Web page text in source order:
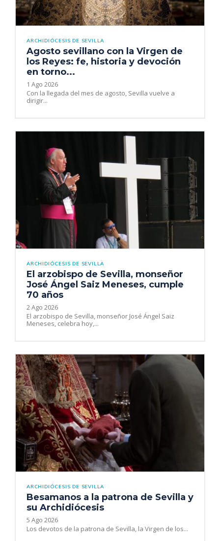
ARCHIDIÓCESIS DE SEVILLA
Agosto sevillano con la Virgen de
los Reyes: fe, historia y devoción
en torno...
1 Ago 2026
Con la llegada del mes de agosto, Sevilla vuelve a
dirigir...
ARCHIDIÓCESIS DE SEVILLA
El arzobispo de Sevilla, monseñor
José Ángel Saiz Meneses, cumple
70 años
2 Ago 2026
El arzobispo de Sevilla, monseñor José Ángel Saiz
Meneses, celebra hoy,...
ARCHIDIÓCESIS DE SEVILLA
Besamanos a la patrona de Sevilla y
su Archidiócesis
5 Ago 2026
Los devotos de la patrona de Sevilla, la Virgen de los...